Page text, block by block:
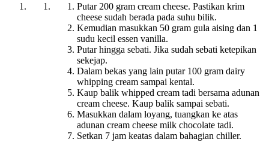
Putar 200 gram cream cheese. Pastikan krim
cheese sudah berada pada suhu bilik.
Kemudian masukkan 50 gram gula aising dan 1
sudu kecil essen vanilla.
Putar hingga sebati. Jika sudah sebati ketepikan
sekejap.
Dalam bekas yang lain putar 100 gram dairy
whipping cream sampai kental.
Kaup balik whipped cream tadi bersama adunan
cream cheese. Kaup balik sampai sebati.
Masukkan dalam loyang, tuangkan ke atas
adunan cream cheese milk chocolate tadi.
Setkan 7 jam keatas dalam bahagian chiller.